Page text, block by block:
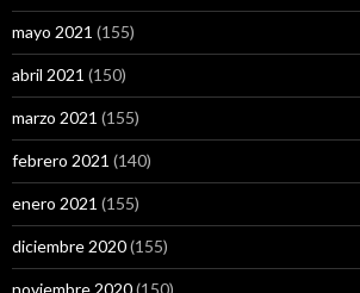
mayo 2021 (155)
abril 2021 (150)
marzo 2021 (155)
febrero 2021 (140)
enero 2021 (155)
diciembre 2020(155)
noviembre 2020(150)